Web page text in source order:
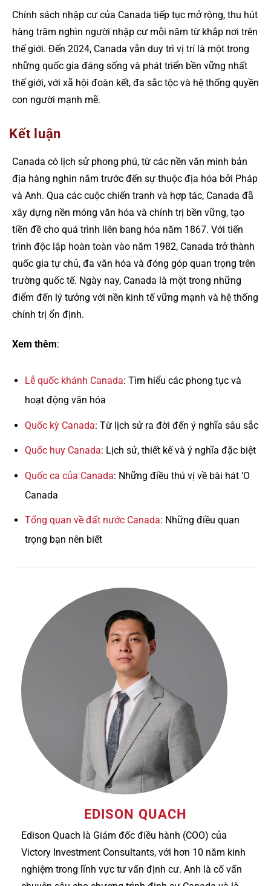
Chính sách nhập cư của Canada tiếp tục mở rộng, thu hút
hàng trăm nghìn người nhập cư mỗi năm từ khắp nơi trên
thế giới. Đến 2024, Canada vẫn duy trì vị trí là một trong
những quốc gia đáng sống và phát triển bền vững nhất
thế giới, với xã hội đoàn kết, đa sắc tộc và hệ thống quyền
con người mạnh mẽ.
Kết luận
Canada có lịch sử phong phú, từ các nền văn minh bản
địa hàng nghìn năm trước đến sự thuộc địa hóa bởi Pháp
và Anh. Qua các cuộc chiến tranh và hợp tác, Canada đã
xây dựng nền móng văn hóa và chính trị bền vững, tạo
tiền đề cho quá trình liên bang hóa năm 1867. Với tiến
trình độc lập hoàn toàn vào năm 1982, Canada trở thành
quốc gia tự chủ, đa văn hóa và đóng góp quan trọng trên
trường quốc tế. Ngày nay, Canada là một trong những
điểm đến lý tưởng với nền kinh tế vững mạnh và hệ thống
chính trị ổn định.
Xem thêm:
Lễ quốc khánh Canada: Tìm hiểu các phong tục và
hoạt động văn hóa
Quốc kỳ Canada: Từ lịch sử ra đời đến ý nghĩa sâu sắc
Quốc huy Canada: Lịch sử, thiết kế và ý nghĩa đặc biệt
Quốc ca của Canada: Những điều thú vị về bài hát ‘O
Canada
Tổng quan về đất nước Canada: Những điều quan
trọng bạn nên biết
EDISON QUACH
Edison Quach là Giám đốc điều hành (COO) của
Victory Investment Consultants, với hơn 10 năm kinh
nghiệm trong lĩnh vực tư vấn định cư. Anh là cố vấn